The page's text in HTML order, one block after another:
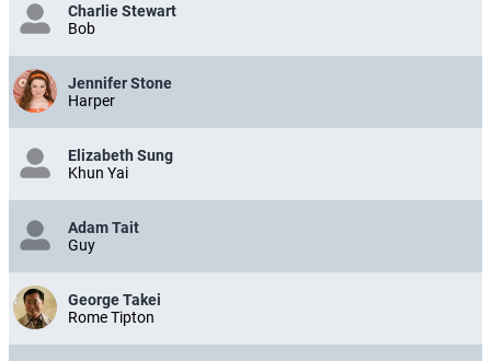
Charlie Stewart
Bob
Jennifer Stone
Harper
Elizabeth Sung
Khun Yai
Adam Tait
Guy
George Takei
Rome Tipton